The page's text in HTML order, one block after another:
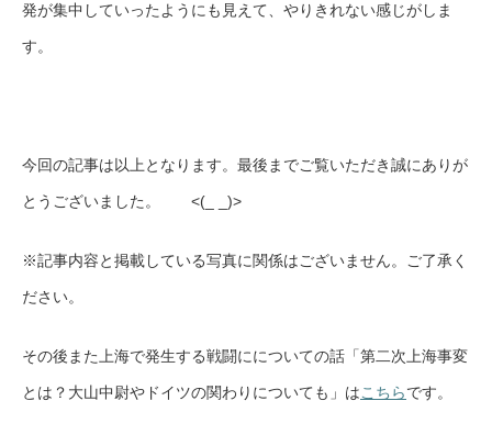
発が集中していったようにも見えて、やりきれない感じがしま
す。
今回の記事は以上となります。最後までご覧いただき誠にありが
とうございました。 <(_ _)>
※記事内容と掲載している写真に関係はございません。ご了承く
ださい。
その後また上海で発生する戦闘にについての話「第二次上海事変
とは？大山中尉やドイツの関わりについても」はこちらです。